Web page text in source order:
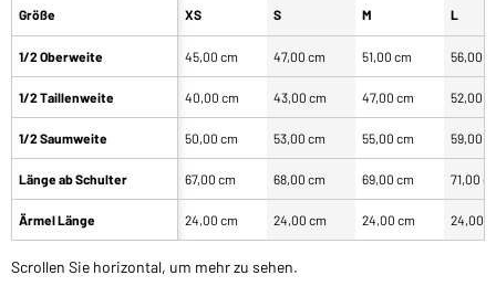
Größe
1/2 Oberweite
1/2 Taillenweite
1/2 Saumweite
Länge ab Schulter
Ärmel Länge
XS S M L
45,00 cm 47,00 cm 51,00 cm 56,00
40,00 cm 43,00 cm 47,00 cm 52,00
50,00 cm 53,00 cm 55,00 cm 59,00
67,00 cm 68,00 cm 69,00 cm 71,00
24,00 cm 24,00 cm 24,00 cm 24,00
Scrollen Sie horizontal, um mehr zu sehen.